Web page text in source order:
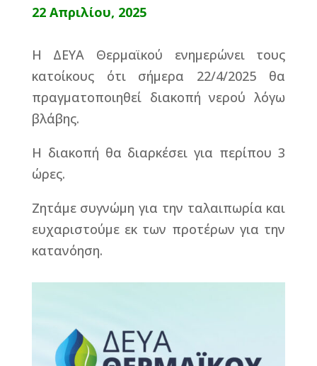
22 Απριλίου, 2025
Η ΔΕΥΑ Θερμαϊκού ενημερώνει τους
κατοίκους ότι σήμερα 22/4/2025 θα
πραγματοποιηθεί διακοπή νερού λόγω
βλάβης.
Η διακοπή θα διαρκέσει για περίπου 3
ώρες.
Ζητάμε συγνώμη για την ταλαιπωρία και
ευχαριστούμε εκ των προτέρων για την
κατανόηση.